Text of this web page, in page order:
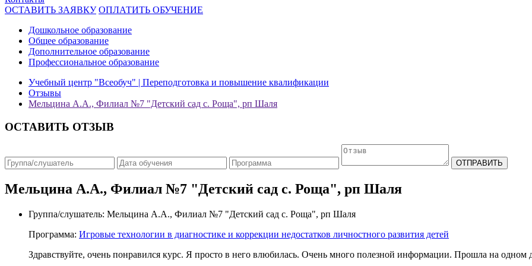
ОСТАВИТЬ ЗАЯВКУ ОПЛАТИТЬ ОБУЧЕНИЕ
Дошкольное образование
Общее образование
Дополнительное образование
Профессиональное образование
Учебный центр "Всеобуч" | Переподготовка и повышение квалификации
Отзывы
Мельцина А.А., Филиал №7 "Детский сад с. Роща", рп Шаля
ОСТАВИТЬ ОТЗЫВ
Мельцина А.А., Филиал №7 "Детский сад с. Роща", рп Шаля
Группа/слушатель: Мельцина А.А., Филиал №7 "Детский сад с. Роща", рп Шаля
Программа: Игровые технологии в диагностике и коррекции недостатков личностного развития детей
Здравствуйте, очень понравился курс. Я просто в него влюбилась. Очень много полезной информации. Прошла на одном